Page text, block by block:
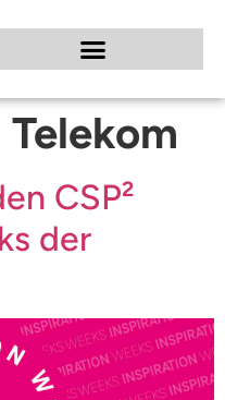
Telekom
CSP²
der